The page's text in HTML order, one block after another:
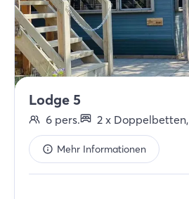
Lodge 5
6 pers. 2 x Doppelbetten,
Mehr Informationen